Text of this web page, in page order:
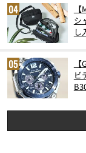
シ
し
ビ